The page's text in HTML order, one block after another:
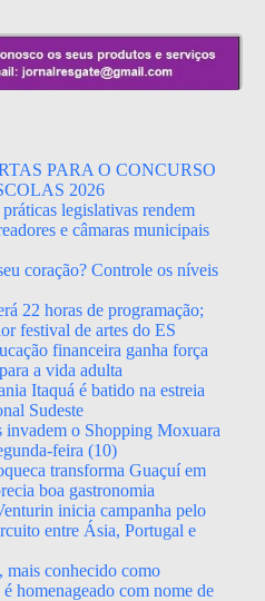
PARA O CONCURSO
2026
legislativas rendem
e câmaras municipais
coração? Controle os níveis
22 horas de programação;
festival de artes do ES
financeira ganha força
a vida adulta
Itaquá é batido na estreia
Sudeste
invadem o Shopping Moxuara
feira (10)
transforma Guaçuí em
boa gastronomia
inicia campanha pelo
entre Ásia, Portugal e
mais conhecido como
homenageado com nome de